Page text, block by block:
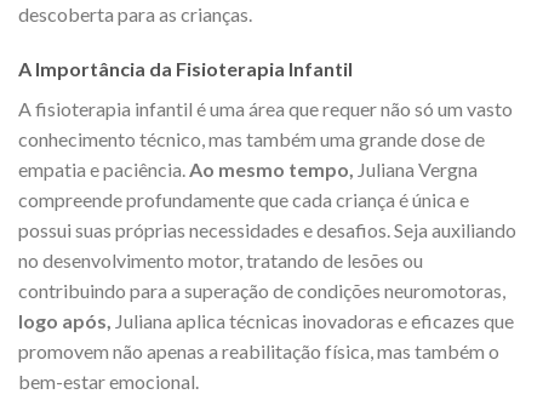
descoberta para as crianças.
A Importância da Fisioterapia Infantil
A fisioterapia infantil é uma área que requer não só um vasto
conhecimento técnico, mas também uma grande dose de
empatia e paciência.Ao mesmo tempo, Juliana Vergna
compreende profundamente que cada criança é única e
possui suas próprias necessidades e desafios. Seja auxiliando
no desenvolvimento motor, tratando de lesões ou
contribuindo para a superação de condições neuromotoras,
logo após, Juliana aplica técnicas inovadoras e eficazes que
promovem não apenas a reabilitação física, mas também o
bem-estar emocional.